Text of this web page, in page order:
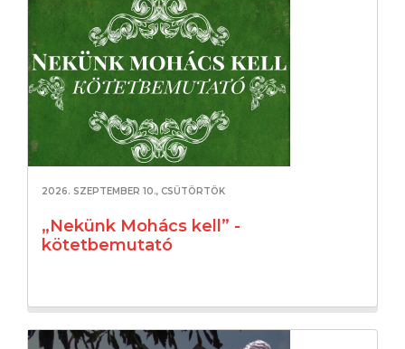
2026. SZEPTEMBER 10., CSÜTÖRTÖK
„Nekünk Mohács kell” -
kötetbemutató